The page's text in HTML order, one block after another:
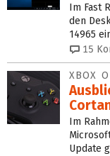
Im Fast
den
14965
15
XBOX
Im
Update